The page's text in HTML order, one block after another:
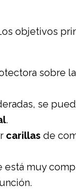
objetivos
sobre
se
.
carillas de
muy